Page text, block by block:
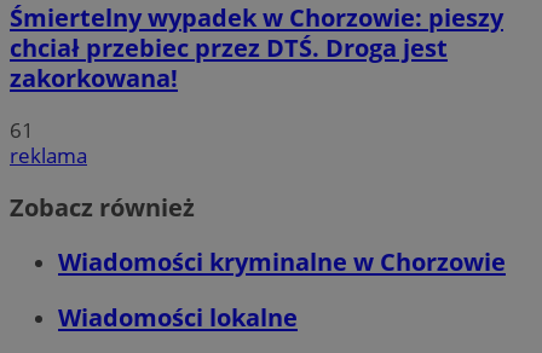
Śmiertelny wypadek w Chorzowie: pieszy
chciał przebiec przez DTŚ. Droga jest
zakorkowana!
61
reklama
Zobacz również
Wiadomości kryminalne w Chorzowie
Wiadomości lokalne